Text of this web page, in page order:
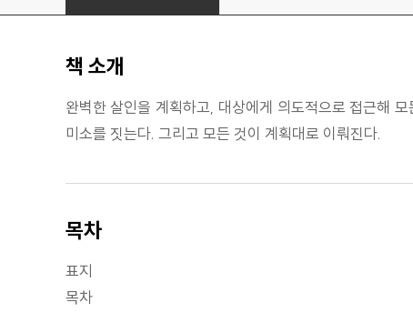
책 소개
완벽한 살인을 계획하고, 대상에게 의도적으로 접근해
미소를 짓는다. 그리고 모든 것이 계획대로 이뤄진다.
목차
표지
목차